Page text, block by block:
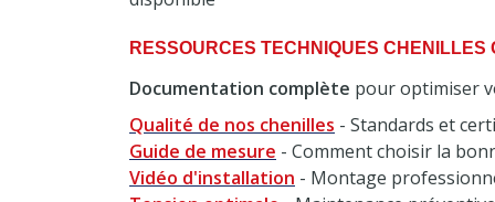
RESSOURCES TECHNIQUES CHENILLES
Documentation complète pour optimiser
Qualité de nos chenilles - Standards et
Guide de mesure - Comment choisir la
Vidéo d'installation - Montage